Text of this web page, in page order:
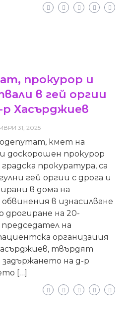
прокурор и
в гей оргии
р Хасърджиев
31, 2025
кмет на
доскорошен прокурор
прокуратура, са
гей оргии с дрога и
в дома на
в изнасилване
дрогиране на 20-
на
организация
твърдят
задържането на д-р
[…]